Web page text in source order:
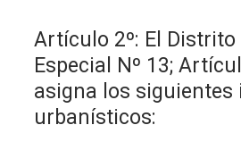
Artículo 2º: El
Especial Nº 13;
asigna los siguientes
urbanísticos: